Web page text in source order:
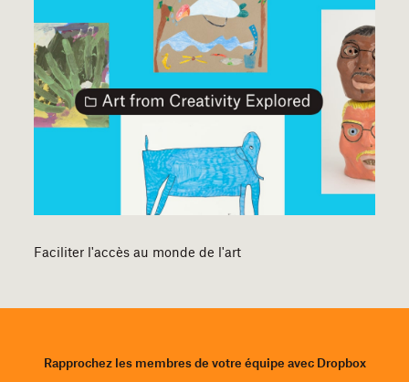
Faciliter l'accès au monde de l'art
Rapprochez les membres de votre équipe avec Dropbox